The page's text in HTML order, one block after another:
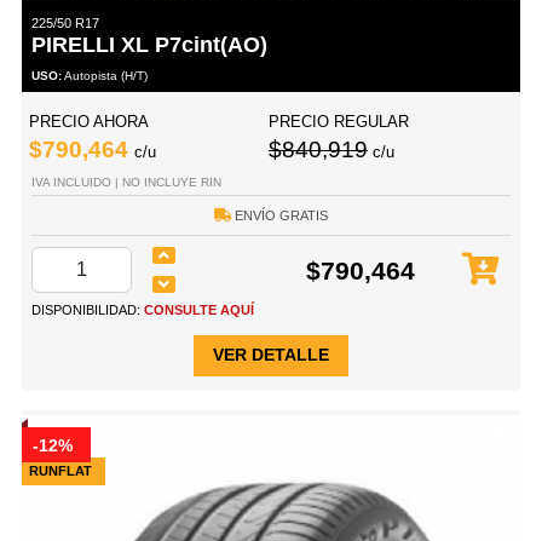
225/50 R17
PIRELLI XL P7cint(AO)
USO:Autopista (H/T)
PRECIO AHORA
$790,464 c/u
PRECIO REGULAR
$840,919 c/u
IVA INCLUIDO | NO INCLUYE RIN
ENVÍO GRATIS
$790,464
DISPONIBILIDAD: CONSULTE AQUÍ
VER DETALLE
RUNFLAT
-12%